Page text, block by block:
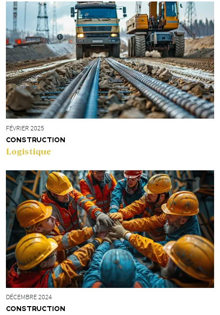
FÉVRIER 2025
CONSTRUCTION
Logistique
DÉCEMBRE 2024
CONSTRUCTION